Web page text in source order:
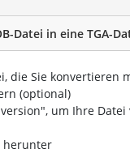
Datei in eine TGA-
die Sie konvertieren
(optional)
um Ihre Datei
herunter